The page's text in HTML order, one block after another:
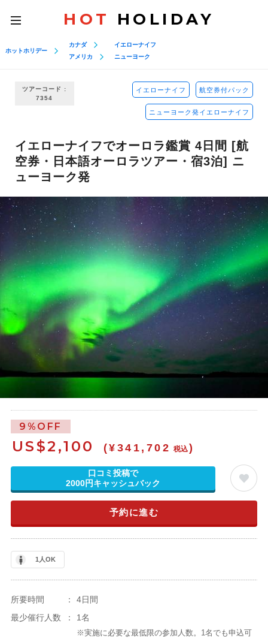
toggle
navigation
HOT HOLIDAY
ホットホリデー
カナダ
アメリカ
イエローナイフ
ニューヨーク
ツアーコード :
7354
イエローナイフ 航空券付パック
ニューヨーク発イエローナイフ
イエローナイフでオーロラ鑑賞 4日間 [航
空券・日本語オーロラツアー・宿3泊] ニ
ューヨーク発
9%OFF
US$2,100 (¥341,702 税込)
口コミ投稿で
2000円キャッシュバック
予約に進む
1人OK
所要時間 ：
4日間
最少催行人数
： 1名
※実施に必要な最低限の参加人数。1名でも申込可